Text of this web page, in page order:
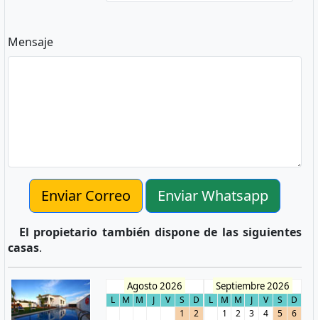
Mensaje
Enviar Correo Enviar Whatsapp
El propietario también dispone de las siguientes
casas.
Agosto 2026
L M M J V S
D
1
2
Septiembre 2026
L M M J V S
D
1
2 3 4 5
6